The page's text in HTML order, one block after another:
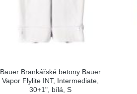
Bauer Brankářské betony Bauer
Vapor Flylite INT, Intermediate,
30+1", bílá, S